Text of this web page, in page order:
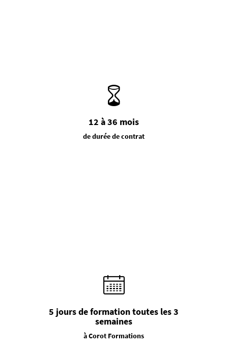
12 à 36 mois
de durée de contrat
5 jours de formation toutes les 3
semaines
à Corot Formations